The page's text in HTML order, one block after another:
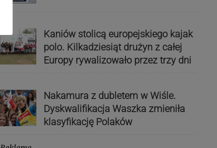
Kaniów stolicą europejskiego kajak
polo. Kilkadziesiąt drużyn z całej
Europy rywalizowało przez trzy dni
Nakamura z dubletem w Wiśle.
Dyskwalifikacja Waszka zmieniła
klasyfikację Polaków